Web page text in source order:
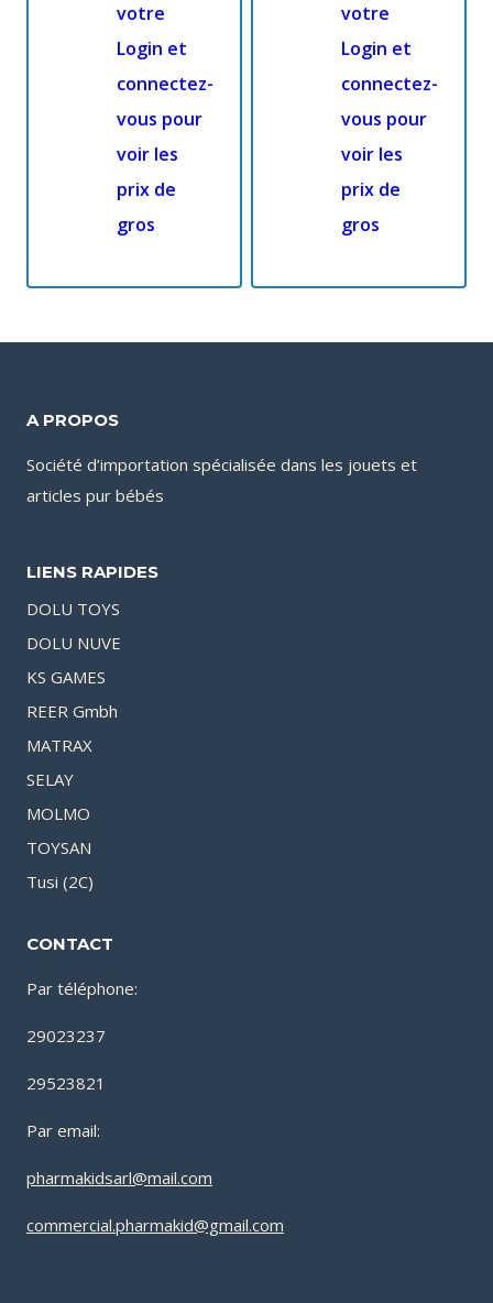
votre
Login et
connectez-
vous pour
voir les
prix de
gros
votre
Login et
connectez-
vous pour
voir les
prix de
gros
A PROPOS
Société d’importation spécialisée dans les jouets et
articles pur bébés
LIENS RAPIDES
DOLU TOYS
DOLU NUVE
KS GAMES
REER Gmbh
MATRAX
SELAY
MOLMO
TOYSAN
Tusi (2C)
CONTACT
Par téléphone:
29023237
29523821
Par email:
pharmakidsarl@mail.com
commercial.pharmakid@gmail.com